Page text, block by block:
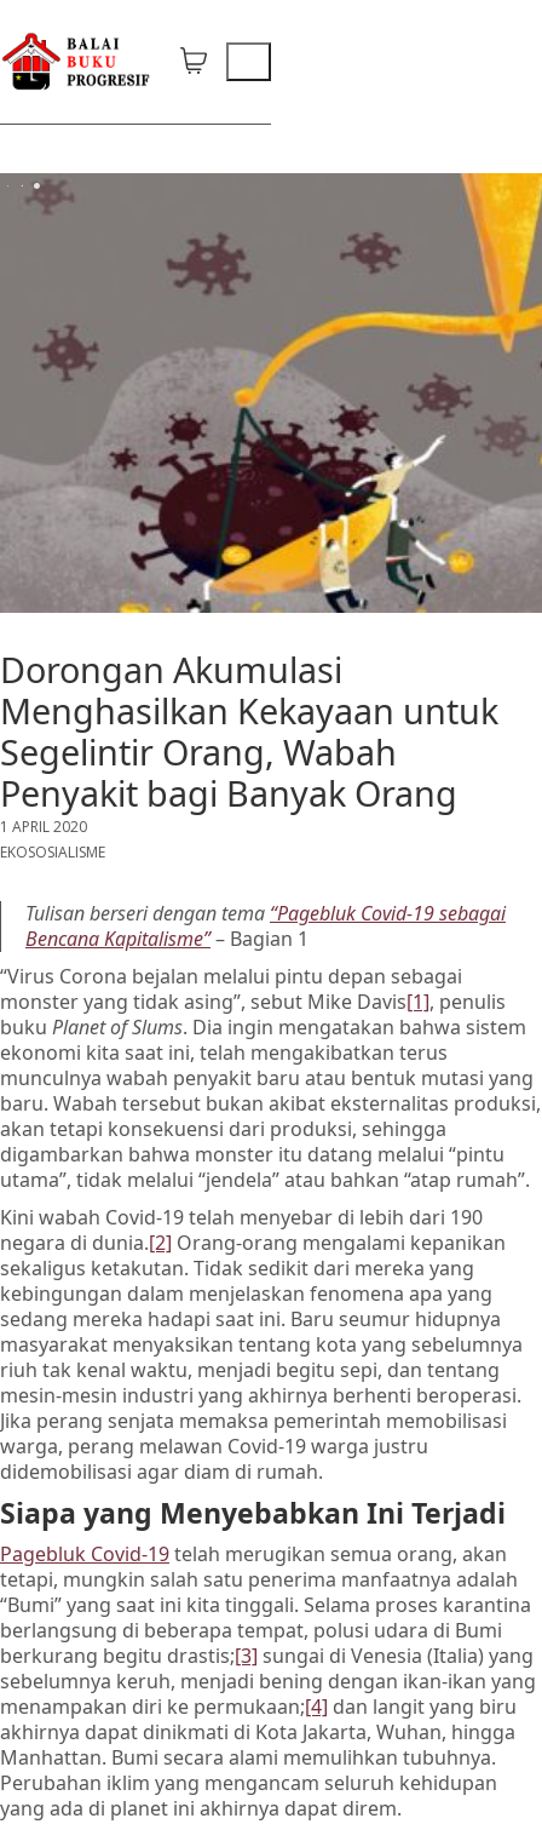
Dorongan Akumulasi
Menghasilkan Kekayaan untuk
Segelintir Orang, Wabah
Penyakit bagi Banyak Orang
1 APRIL 2020
EKOSOSIALISME
Tulisan berseri dengan tema “Pagebluk Covid-19 sebagai
Bencana Kapitalisme”– Bagian 1
“Virus Corona bejalan melalui pintu depan sebagai
monster yang tidak asing”, sebut Mike Davis[1], penulis
buku Planet of Slums. Dia ingin mengatakan bahwa sistem
ekonomi kita saat ini, telah mengakibatkan terus
munculnya wabah penyakit baru atau bentuk mutasi yang
baru. Wabah tersebut bukan akibat eksternalitas produksi,
akan tetapi konsekuensi dari produksi, sehingga
digambarkan bahwa monster itu datang melalui “pintu
utama”, tidak melalui “jendela” atau bahkan “atap rumah”.
Kini wabah Covid-19 telah menyebar di lebih dari 190
negara di dunia.[2] Orang-orang mengalami kepanikan
sekaligus ketakutan. Tidak sedikit dari mereka yang
kebingungan dalam menjelaskan fenomena apa yang
sedang mereka hadapi saat ini. Baru seumur hidupnya
masyarakat menyaksikan tentang kota yang sebelumnya
riuh tak kenal waktu, menjadi begitu sepi, dan tentang
mesin-mesin industri yang akhirnya berhenti beroperasi.
Jika perang senjata memaksa pemerintah memobilisasi
warga, perang melawan Covid-19 warga justru
didemobilisasi agar diam di rumah.
Siapa yang Menyebabkan Ini Terjadi
Pagebluk Covid-19telah merugikan semua orang, akan
tetapi, mungkin salah satu penerima manfaatnya adalah
“Bumi” yang saat ini kita tinggali. Selama proses karantina
berlangsung di beberapa tempat, polusi udara di Bumi
berkurang begitu drastis;[3] sungai di Venesia (Italia) yang
sebelumnya keruh, menjadi bening dengan ikan-ikan yang
menampakan diri ke permukaan;[4] dan langit yang biru
akhirnya dapat dinikmati di Kota Jakarta, Wuhan, hingga
Manhattan. Bumi secara alami memulihkan tubuhnya.
Perubahan iklim yang mengancam seluruh kehidupan
yang ada di planet ini akhirnya dapat direm.